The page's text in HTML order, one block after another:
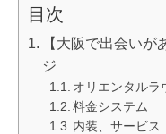
目次
【大阪で出会い
ジ
オリエンタルラ
料金システム
内装、サービス